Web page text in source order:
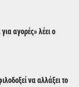
αγορές» λέει ο
να αλλάξει το